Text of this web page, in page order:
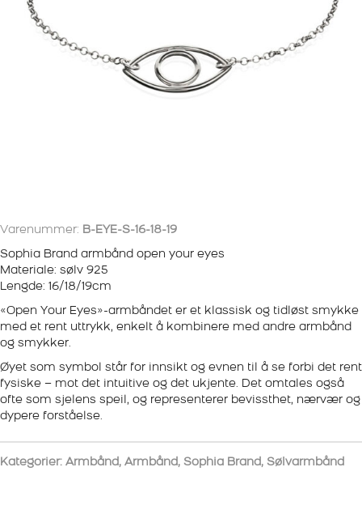
Varenummer: B-EYE-S-16-18-19
Sophia Brand armbånd open your eyes
Materiale: sølv 925
Lengde: 16/18/19cm
«Open Your Eyes»-armbåndet er et klassisk og tidløst smykke
med et rent uttrykk, enkelt å kombinere med andre armbånd
og smykker.
Øyet som symbol står for innsikt og evnen til å se forbi det rent
fysiske – mot det intuitive og det ukjente. Det omtales også
ofte som sjelens speil, og representerer bevissthet, nærvær og
dypere forståelse.
Kategorier: Armbånd, Armbånd, Sophia Brand, Sølvarmbånd